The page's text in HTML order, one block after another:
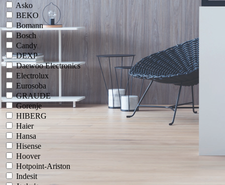
Asko
BEKO
Bomann
Bosch
Candy
DEXP
Daewoo Electronics
Electrolux
Eurosoba
GRAUDE
Gorenje
HIBERG
Haier
Hansa
Hisense
Hoover
Hotpoint-Ariston
Indesit